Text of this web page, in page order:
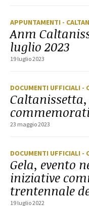
APPUNTAMENTI -
Anm
luglio 2023
19 luglio 2023
DOCUMENTI UFFICIALI -
23 maggio 2023
DOCUMENTI UFFICIALI -
Gela, evento
iniziative
trentennale
19 luglio 2022